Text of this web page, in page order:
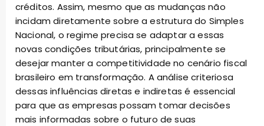
créditos. Assim, mesmo que as mudanças não
incidam diretamente sobre a estrutura do Simples
Nacional, o regime precisa se adaptar a essas
novas condições tributárias, principalmente se
desejar manter a competitividade no cenário fiscal
brasileiro em transformação. A análise criteriosa
dessas influências diretas e indiretas é essencial
para que as empresas possam tomar decisões
mais informadas sobre o futuro de suas